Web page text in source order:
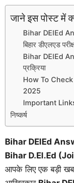
जाने इस पोस्ट में
Bihar DElEd
बिहार डीएलएड
Bihar DElEd
प्रक्रिया
How To
2025
Important
निष्कर्ष
Bihar DElEd
Bihar D.El.Ed
आपके लिए एक बड़ी